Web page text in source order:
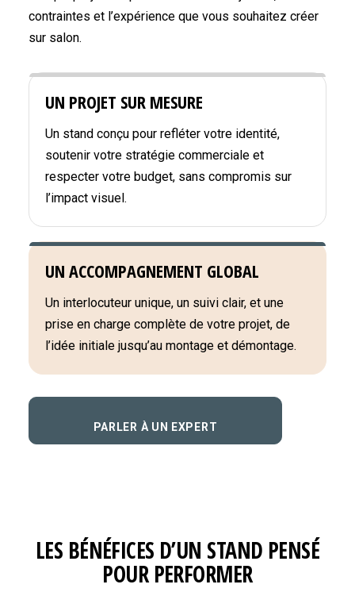
contraintes et l’expérience que vous souhaitez créer
sur salon.
UN PROJET SUR MESURE
Un stand conçu pour refléter votre identité,
soutenir votre stratégie commerciale et
respecter votre budget, sans compromis sur
l’impact visuel.
UN ACCOMPAGNEMENT GLOBAL
Un interlocuteur unique, un suivi clair, et une
prise en charge complète de votre projet, de
l’idée initiale jusqu’au montage et démontage.
PARLER À UN EXPERT
LES BÉNÉFICES D’UN STAND PENSÉ
POUR PERFORMER